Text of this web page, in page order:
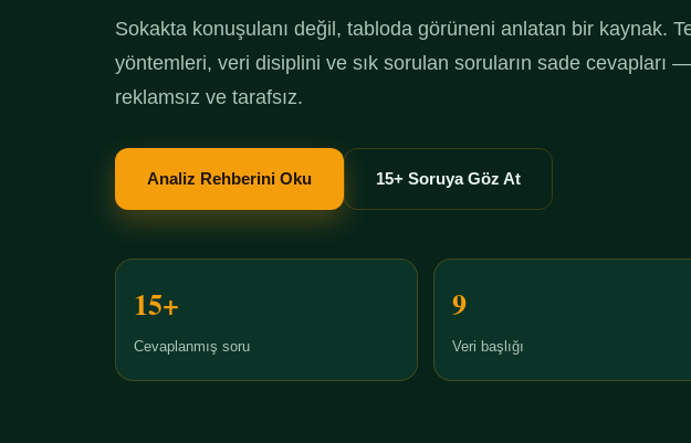
Sokakta konuşulanı değil, tabloda görüneni anlatan bir kaynak.
yöntemleri, veri disiplini ve sık sorulan soruların sade cevapları
reklamsız ve tarafsız.
Analiz Rehberini Oku 15+ Soruya Göz At
15+
Cevaplanmış soru
9
Veri başlığı